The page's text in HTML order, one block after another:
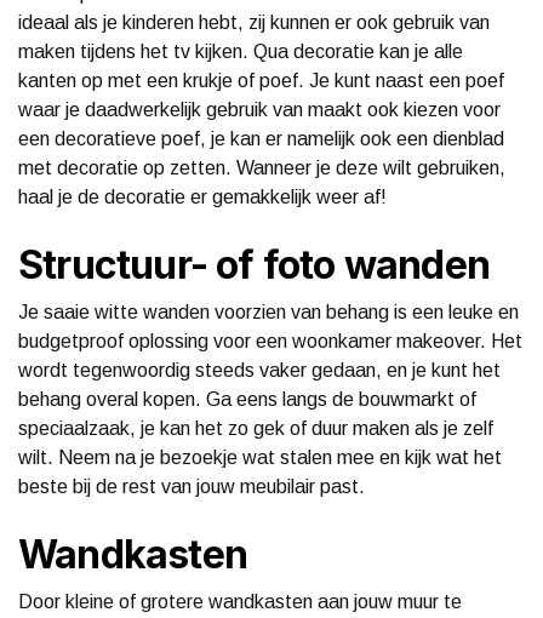
ideaal als je kinderen hebt, zij kunnen er ook gebruik van
maken tijdens het tv kijken. Qua decoratie kan je alle
kanten op met een krukje of poef. Je kunt naast een poef
waar je daadwerkelijk gebruik van maakt ook kiezen voor
een decoratieve poef, je kan er namelijk ook een dienblad
met decoratie op zetten. Wanneer je deze wilt gebruiken,
haal je de decoratie er gemakkelijk weer af!
Structuur- of foto wanden
Je saaie witte wanden voorzien van behang is een leuke en
budgetproof oplossing voor een woonkamer makeover. Het
wordt tegenwoordig steeds vaker gedaan, en je kunt het
behang overal kopen. Ga eens langs de bouwmarkt of
speciaalzaak, je kan het zo gek of duur maken als je zelf
wilt. Neem na je bezoekje wat stalen mee en kijk wat het
beste bij de rest van jouw meubilair past.
Wandkasten
Door kleine of grotere wandkasten aan jouw muur te